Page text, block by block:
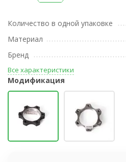
Количество в одной упаковке
Материал
Бренд
Все характеристики
Модификация